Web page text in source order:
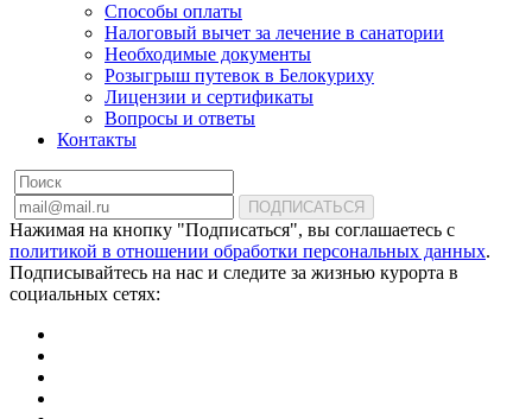
Способы оплаты
Налоговый вычет за лечение в санатории
Необходимые документы
Розыгрыш путевок в Белокуриху
Лицензии и сертификаты
Вопросы и ответы
Контакты
ПОДПИСАТЬСЯ
Нажимая на кнопку "Подписаться", вы соглашаетесь с
политикой в отношении обработки персональных данных.
Подписывайтесь на нас и следите за жизнью курорта в
социальных сетях: